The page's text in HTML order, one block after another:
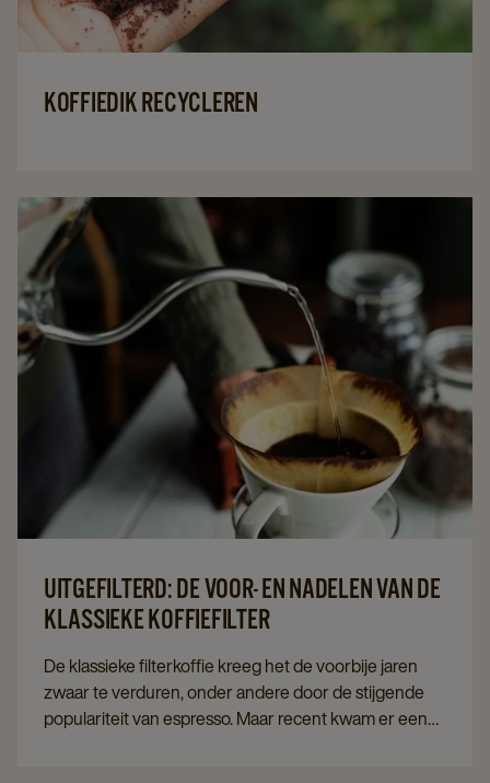
KOFFIEDIK RECYCLEREN
UITGEFILTERD: DE VOOR- EN NADELEN VAN DE
KLASSIEKE KOFFIEFILTER
De klassieke filterkoffie kreeg het de voorbije jaren
zwaar te verduren, onder andere door de stijgende
populariteit van espresso. Maar recent kwam er een